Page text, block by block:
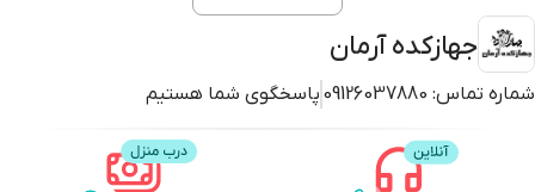
جهازکده آرمان
شماره تماس: 09126037880 پاسخگوی شما هستیم